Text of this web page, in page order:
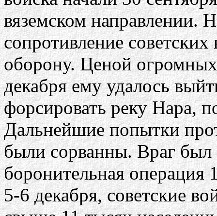
вяземском направлении.
сопротивление
оборону. Ценой
декабря ему удалось
форсировать реку Нара,
Дальнейшие попытки
были сорванны. Враг был
боронительная операция
5-6 декабря, советские